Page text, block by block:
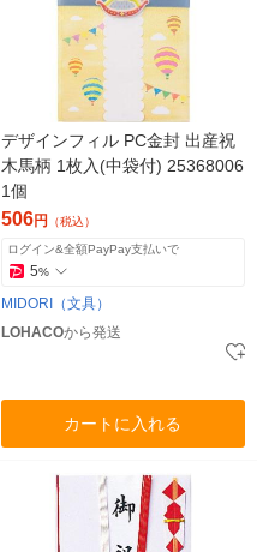
デザインフィル PC金封 出産祝
木馬柄 1枚入(中袋付) 25368006
1個
506円 （税込）
ログイン&全額PayPay支払いで
5%
MIDORI（文具）
LOHACOから発送
カートに入れる